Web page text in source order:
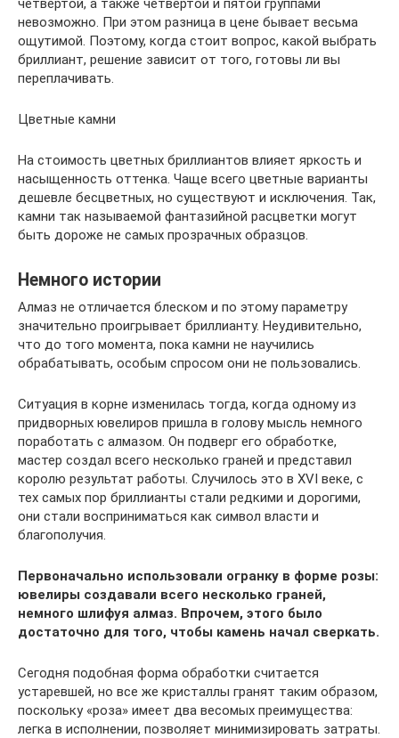
невозможно. При этом разница в цене бывает весьма
ощутимой. Поэтому, когда стоит вопрос, какой выбрать
бриллиант, решение зависит от того, готовы ли вы
переплачивать.
Цветные камни
На стоимость цветных бриллиантов влияет яркость и
насыщенность оттенка. Чаще всего цветные варианты
дешевле бесцветных, но существуют и исключения. Так,
камни так называемой фантазийной расцветки могут
быть дороже не самых прозрачных образцов.
Немного истории
Алмаз не отличается блеском и по этому параметру
значительно проигрывает бриллианту. Неудивительно,
что до того момента, пока камни не научились
обрабатывать, особым спросом они не пользовались.
Ситуация в корне изменилась тогда, когда одному из
придворных ювелиров пришла в голову мысль немного
поработать с алмазом. Он подверг его обработке,
мастер создал всего несколько граней и представил
королю результат работы. Случилось это в XVI веке, с
тех самых пор бриллианты стали редкими и дорогими,
они стали восприниматься как символ власти и
благополучия.
Первоначально использовали огранку в форме розы:
ювелиры создавали всего несколько граней,
немного шлифуя алмаз. Впрочем, этого было
достаточно для того, чтобы камень начал сверкать.
Сегодня подобная форма обработки считается
устаревшей, но все же кристаллы гранят таким образом,
поскольку «роза» имеет два весомых преимущества:
легка в исполнении, позволяет минимизировать затраты.